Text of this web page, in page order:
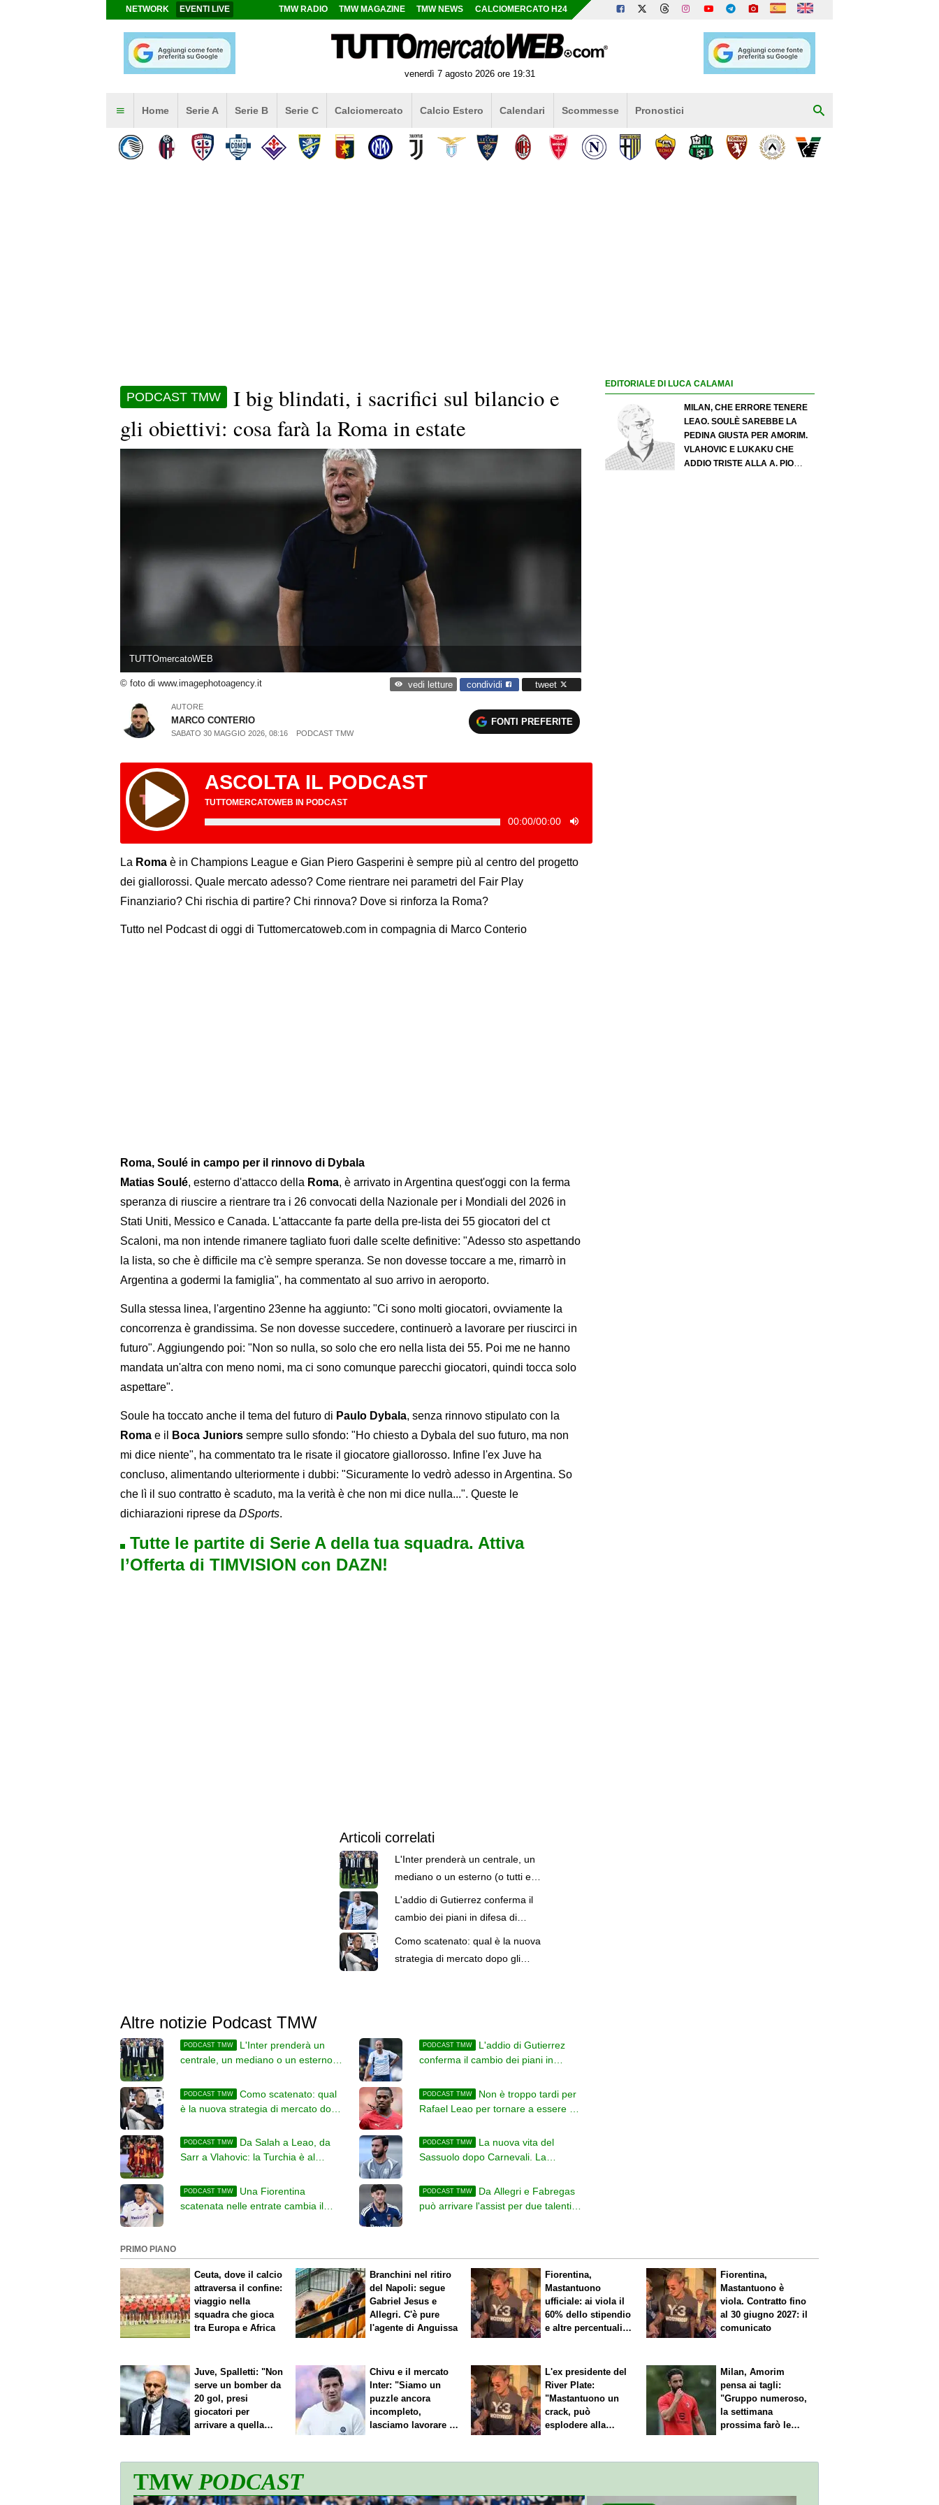
NETWORK EVENTI LIVE TMW RADIO TMW MAGAZINE TMW NEWS CALCIOMERCATO H24
venerdì 7 agosto 2026 ore 19:31
Home Serie A Serie B Serie C Calciomercato Calcio Estero Calendari Scommesse Pronostici
PODCAST TMW
I big blindati, i sacrifici sul bilancio e
gli obiettivi: cosa farà la Roma in estate
TUTTOmercatoWEB
© foto di www.imagephotoagency.it vedi letture condividi tweet
AUTORE
MARCO CONTERIO
SABATO 30 MAGGIO 2026, 08:16 PODCAST TMW
FONTI PREFERITE
ASCOLTA IL PODCAST
TUTTOMERCATOWEB IN PODCAST
00:00/00:00
La Roma è in Champions League e Gian Piero Gasperini è sempre più al centro del progetto
dei giallorossi. Quale mercato adesso? Come rientrare nei parametri del Fair Play
Finanziario? Chi rischia di partire? Chi rinnova? Dove si rinforza la Roma?
Tutto nel Podcast di oggi di Tuttomercatoweb.com in compagnia di Marco Conterio
Roma, Soulé in campo per il rinnovo di Dybala
Matias Soulé, esterno d'attacco della Roma, è arrivato in Argentina quest'oggi con la ferma
speranza di riuscire a rientrare tra i 26 convocati della Nazionale per i Mondiali del 2026 in
Stati Uniti, Messico e Canada. L'attaccante fa parte della pre-lista dei 55 giocatori del ct
Scaloni, ma non intende rimanere tagliato fuori dalle scelte definitive: "Adesso sto aspettando
la lista, so che è difficile ma c'è sempre speranza. Se non dovesse toccare a me, rimarrò in
Argentina a godermi la famiglia", ha commentato al suo arrivo in aeroporto.
Sulla stessa linea, l'argentino 23enne ha aggiunto: "Ci sono molti giocatori, ovviamente la
concorrenza è grandissima. Se non dovesse succedere, continuerò a lavorare per riuscirci in
futuro". Aggiungendo poi: "Non so nulla, so solo che ero nella lista dei 55. Poi me ne hanno
mandata un'altra con meno nomi, ma ci sono comunque parecchi giocatori, quindi tocca solo
aspettare".
Soule ha toccato anche il tema del futuro di Paulo Dybala, senza rinnovo stipulato con la
Roma e il Boca Juniors sempre sullo sfondo: "Ho chiesto a Dybala del suo futuro, ma non
mi dice niente", ha commentato tra le risate il giocatore giallorosso. Infine l'ex Juve ha
concluso, alimentando ulteriormente i dubbi: "Sicuramente lo vedrò adesso in Argentina. So
che lì il suo contratto è scaduto, ma la verità è che non mi dice nulla...". Queste le
dichiarazioni riprese da DSports.
Tutte le partite di Serie A della tua squadra. Attiva
l’Offerta di TIMVISION con DAZN!
Articoli correlati
L'Inter prenderà un centrale, un
mediano o un esterno (o tutti e
tre?)
L'addio di Gutierrez conferma il
cambio dei piani in difesa di
Allegri
Como scatenato: qual è la nuova
strategia di mercato dopo gli
Altre notizie Podcast TMW
PODCAST TMW
L'Inter prenderà un
centrale, un mediano o un esterno
PODCAST TMW
L'addio di Gutierrez
conferma il cambio dei piani in
PODCAST TMW
Como scatenato: qual
è la nuova strategia di mercato dopo
PODCAST TMW
Non è troppo tardi per
Rafael Leao per tornare a essere un
PODCAST TMW
Da Salah a Leao, da
Sarr a Vlahovic: la Turchia è al
PODCAST TMW
La nuova vita del
Sassuolo dopo Carnevali. La
PODCAST TMW
Una Fiorentina
scatenata nelle entrate cambia il
PODCAST TMW
Da Allegri e Fabregas
può arrivare l'assist per due talenti
EDITORIALE DI LUCA CALAMAI
MILAN, CHE ERRORE TENERE
LEAO. SOULÈ SAREBBE LA
PEDINA GIUSTA PER AMORIM.
VLAHOVIC E LUKAKU CHE
ADDIO TRISTE ALLA A. PIO
PRIMO PIANO
Ceuta, dove il calcio
attraversa il confine:
viaggio nella
squadra che gioca
tra Europa e Africa
Branchini nel ritiro
del Napoli: segue
Gabriel Jesus e
Allegri. C'è pure
l'agente di Anguissa
Fiorentina,
Mastantuono
ufficiale: ai viola il
60% dello stipendio
e altre percentuali
Fiorentina,
Mastantuono è
viola. Contratto fino
al 30 giugno 2027: il
comunicato
Juve, Spalletti: "Non
serve un bomber da
20 gol, presi
giocatori per
arrivare a quella
Chivu e il mercato
Inter: "Siamo un
puzzle ancora
incompleto,
lasciamo lavorare i
L'ex presidente del
River Plate:
"Mastantuono un
crack, può
esplodere alla
Milan, Amorim
pensa ai tagli:
"Gruppo numeroso,
la settimana
prossima farò le
TMWPODCAST